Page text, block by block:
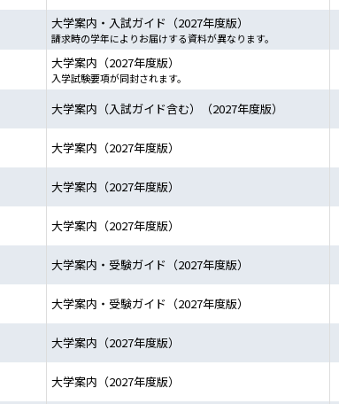
大学案内・入試ガイド（2027年度版）
請求時の学年によりお届けする資料が異なります。
大学案内（2027年度版）
入学試験要項が同封されます。
大学案内（入試ガイド含む）（2027年度版）
大学案内（2027年度版）
大学案内（2027年度版）
大学案内（2027年度版）
大学案内・受験ガイド（2027年度版）
大学案内・受験ガイド（2027年度版）
大学案内（2027年度版）
大学案内（2027年度版）